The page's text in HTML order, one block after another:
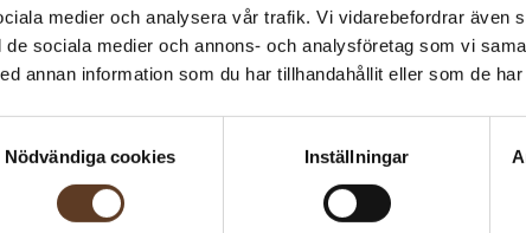
medier och analysera vår trafik. Vi vidarebefordrar även
de sociala medier och annons- och analysföretag som vi
annan information som du har tillhandahållit eller som de
Nödvändiga cookies
Inställningar
gemenskapen i Yllotylls Kundklubb! Det är vårt sätt
och ge dig mer värde som kund hos oss. Som
samlar du poäng på allt du handlar, klättrar i
och låser upp exklusiva erbjudanden, rabatter
på mer? Upptäck hur enkelt du kommer igång!